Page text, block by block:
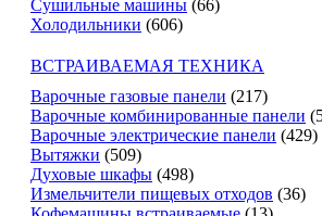
Сушильные машины (66)
Холодильники (606)
ВСТРАИВАЕМАЯ ТЕХНИКА
Варочные газовые панели (217)
Варочные комбинированные панели
Варочные электрические панели (429)
Вытяжки (509)
Духовые шкафы (498)
Измельчители пищевых отходов (36)